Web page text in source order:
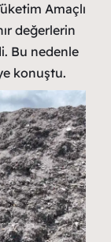
Amaçlı
değerlerin
Bu nedenle
konuştu.